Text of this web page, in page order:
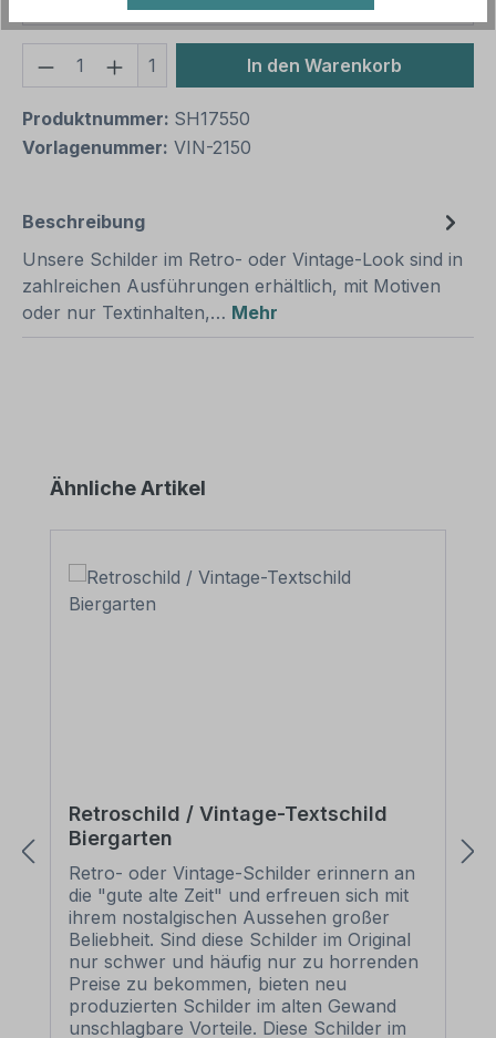
Produkt Anzahl: Gib den
1 In den Warenkorb
Produktnummer: SH17550
Vorlagenummer: VIN-2150
Beschreibung
Unsere Schilder im Retro- oder Vintage-Look sind in
zahlreichen Ausführungen erhältlich, mit Motiven
oder nur Textinhalten,… Mehr
Produktgalerie überspringen
Ähnliche Artikel
Retroschild / Vintage-Textschild
Biergarten
Retro- oder Vintage-Schilder erinnern an
die "gute alte Zeit" und erfreuen sich mit
ihrem nostalgischen Aussehen großer
Beliebheit. Sind diese Schilder im Original
nur schwer und häufig nur zu horrenden
Preise zu bekommen, bieten neu
produzierten Schilder im alten Gewand
unschlagbare Vorteile. Diese Schilder im